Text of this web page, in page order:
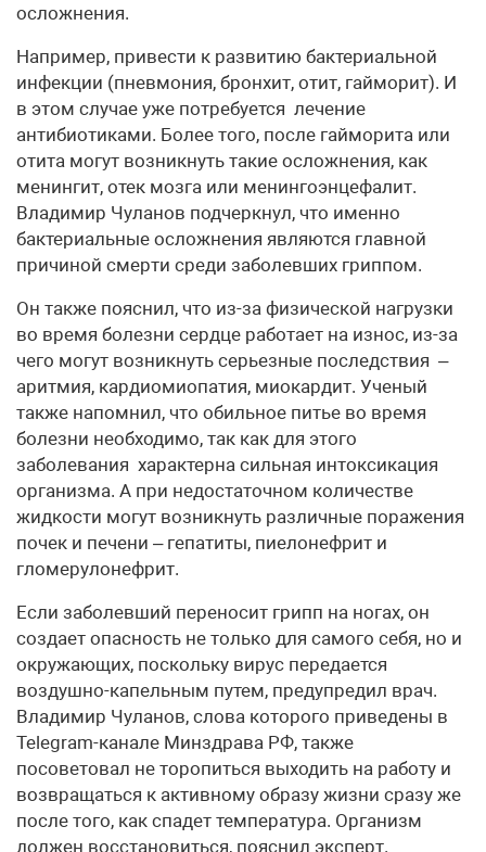
осложнения.
Например, привести к развитию бактериальной
инфекции (пневмония, бронхит, отит, гайморит). И
в этом случае уже потребуется лечение
антибиотиками. Более того, после гайморита или
отита могут возникнуть такие осложнения, как
менингит, отек мозга или менингоэнцефалит.
Владимир Чуланов подчеркнул, что именно
бактериальные осложнения являются главной
причиной смерти среди заболевших гриппом.
Он также пояснил, что из-за физической нагрузки
во время болезни сердце работает на износ, из-за
чего могут возникнуть серьезные последствия –
аритмия, кардиомиопатия, миокардит. Ученый
также напомнил, что обильное питье во время
болезни необходимо, так как для этого
заболевания характерна сильная интоксикация
организма. А при недостаточном количестве
жидкости могут возникнуть различные поражения
почек и печени – гепатиты, пиелонефрит и
гломерулонефрит.
Если заболевший переносит грипп на ногах, он
создает опасность не только для самого себя, но и
окружающих, поскольку вирус передается
воздушно-капельным путем, предупредил врач.
Владимир Чуланов, слова которого приведены в
Telegram-канале Минздрава РФ, также
посоветовал не торопиться выходить на работу и
возвращаться к активному образу жизни сразу же
после того, как спадет температура. Организм
должен восстановиться, пояснил эксперт.